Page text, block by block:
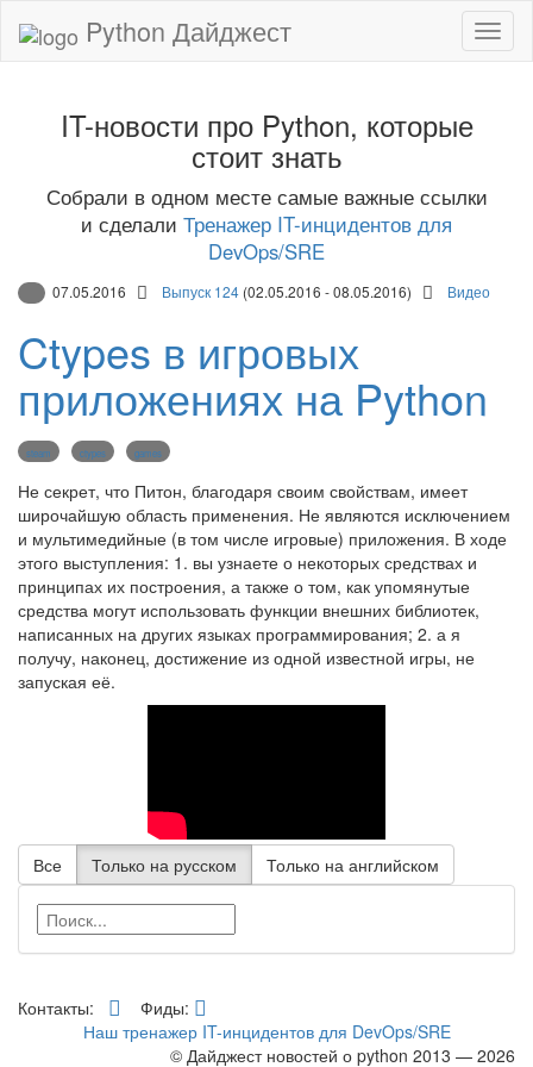
Python Дайджест
IT-новости про Python, которые
стоит знать
Собрали в одном месте самые важные ссылки
и сделали Тренажер IT-инцидентов для
DevOps/SRE
07.05.2016 Выпуск 124 (02.05.2016 - 08.05.2016) Видео
Ctypes в игровых
приложениях на Python
steam ctypes games
Не секрет, что Питон, благодаря своим свойствам, имеет
широчайшую область применения. Не являются исключением
и мультимедийные (в том числе игровые) приложения. В ходе
этого выступления: 1. вы узнаете о некоторых средствах и
принципах их построения, а также о том, как упомянутые
средства могут использовать функции внешних библиотек,
написанных на других языках программирования; 2. а я
получу, наконец, достижение из одной известной игры, не
запуская её.
Все Только на русском Только на английском
Контакты:
Фиды:
Наш тренажер IT-инцидентов для DevOps/SRE
© Дайджест новостей о python 2013 — 2026